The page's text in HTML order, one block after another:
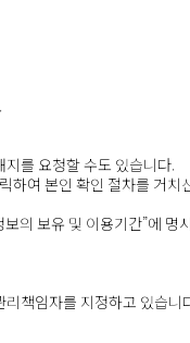
를 요청할 수도 있습니다.
여 본인 확인 절차를 거
보유 및 이용기간”에
책임자를 지정하고 있습니